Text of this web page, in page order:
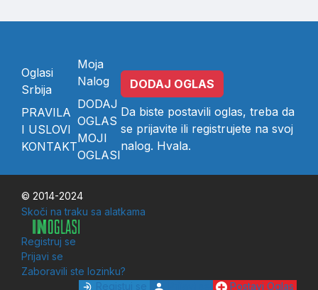
Oglasi
Srbija
PRAVILA
I USLOVI
KONTAKT
Moja
Nalog
DODAJ
OGLAS
MOJI
OGLASI
DODAJ OGLAS
Da biste postavili oglas, treba da
se prijavite ili registrujete na svoj
nalog. Hvala.
© 2014-2024
Skoči na traku sa alatkama
Registruj se
Prijavi se
Zaboravili ste lozinku?
Postavi Oglas